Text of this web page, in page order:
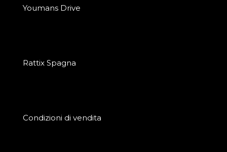
Youmans Drive
Rattix Spagna
Condizioni di vendita